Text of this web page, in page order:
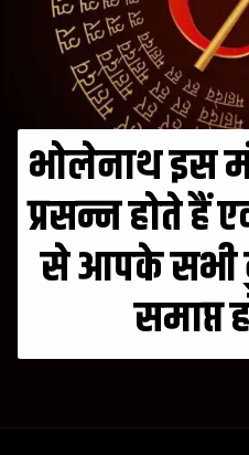
भोलेनाथ इस
प्रसन्न होते हैं
से आपके सभी
समाप्त